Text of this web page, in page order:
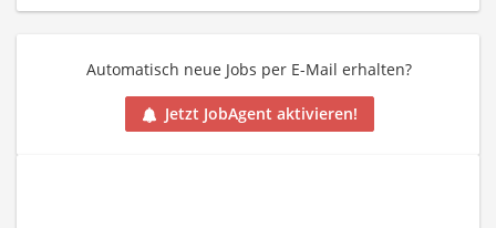
Automatisch neue Jobs per E-Mail erhalten?
Jetzt JobAgent aktivieren!